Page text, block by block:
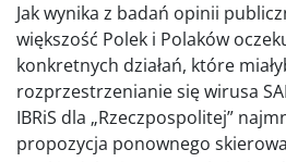
Jak wynika z badań opinii
większość Polek i Polaków
konkretnych działań, które
rozprzestrzenianie się wirusa
IBRiS dla „Rzeczpospolitej”
propozycja ponownego